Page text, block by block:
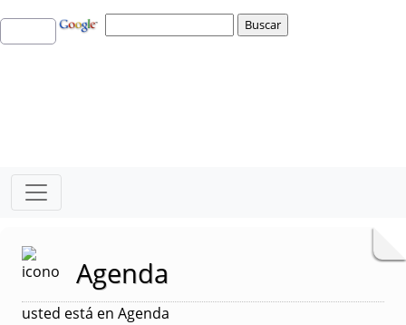
Agenda
usted está en Agenda